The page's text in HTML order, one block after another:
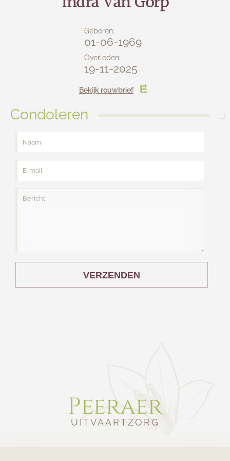
Geboren:
01-06-1969
Overleden:
19-11-2025
Bekijk rouwbrief
Condoleren
VERZENDEN
Peeraer
UITVAARTZORG